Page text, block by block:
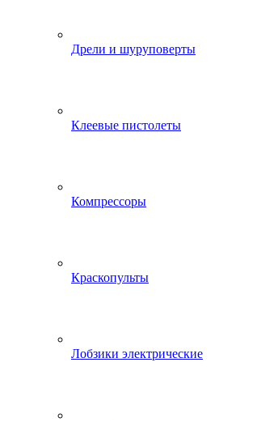
Дрели и шуруповерты
Клеевые пистолеты
Компрессоры
Краскопульты
Лобзики электрические